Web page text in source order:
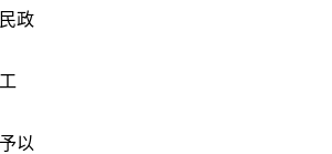
政
以